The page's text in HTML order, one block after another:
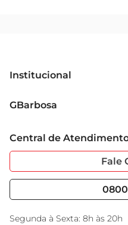
Institucional
Grupo Cencosud
Sobre Privacidade
Portal do Fornecedo
Nossas Lojas
GBarbosa
Garantia Estendida
Serviços
Black Friday
Encarte do Dia
Central de
Fale
0800
Segunda à Sexta: 8h às 20h